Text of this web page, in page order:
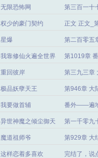
无限恐怖网 第三百一十
权少的豪门契约 正文 正文_
星爆 第二百零五
我靠修仙火遍全世界 第1019章
重回彼岸 第三九三章
极品妖孽天王 第946章 大
我要做首辅 番外——遍
异世神魔之倾尘御天
第一千零九
局）
魔道祖师爷 第929章 大
这样恋着多喜欢 完结了，说